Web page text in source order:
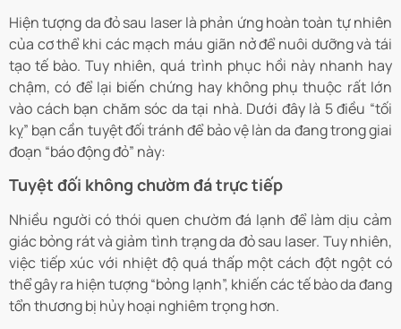
Hiện tượng da đỏ sau laser là phản ứng hoàn toàn tự nhiên
của cơ thể khi các mạch máu giãn nở để nuôi dưỡng và tái
tạo tế bào. Tuy nhiên, quá trình phục hồi này nhanh hay
chậm, có để lại biến chứng hay không phụ thuộc rất lớn
vào cách bạn chăm sóc da tại nhà. Dưới đây là 5 điều “tối
kỵ” bạn cần tuyệt đối tránh để bảo vệ làn da đang trong giai
đoạn “báo động đỏ” này:
Tuyệt đối không chườm đá trực tiếp
Nhiều người có thói quen chườm đá lạnh để làm dịu cảm
giác bỏng rát và giảm tình trạng da đỏ sau laser. Tuy nhiên,
việc tiếp xúc với nhiệt độ quá thấp một cách đột ngột có
thể gây ra hiện tượng “bỏng lạnh”, khiến các tế bào da đang
tổn thương bị hủy hoại nghiêm trọng hơn.